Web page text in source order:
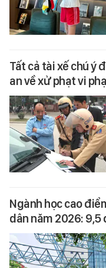
Tất cả tài xế chú ý
an về xử phạt vi
Ngành học cao
dân năm 2026: